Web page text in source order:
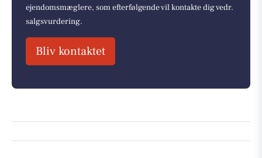
ejendomsmæglere, som efterfølgende vil kontakte dig vedr.
salgsvurdering.
Bliv kontaktet